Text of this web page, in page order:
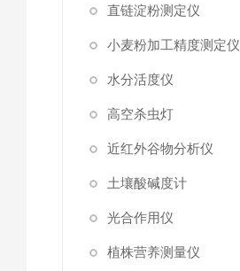
直链淀粉测定仪
小麦粉加工精度测定仪
水分活度仪
高空杀虫灯
近红外谷物分析仪
土壤酸碱度计
光合作用仪
植株营养测量仪